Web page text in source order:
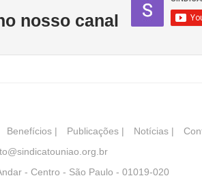
nosso canal
Benefícios | Publicações | Notícias |
- Centro - São Paulo - 01019-020